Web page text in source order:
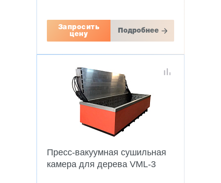
Запросить
цену
Подробнее
Пресс-вакуумная сушильная
камера для дерева VML-3